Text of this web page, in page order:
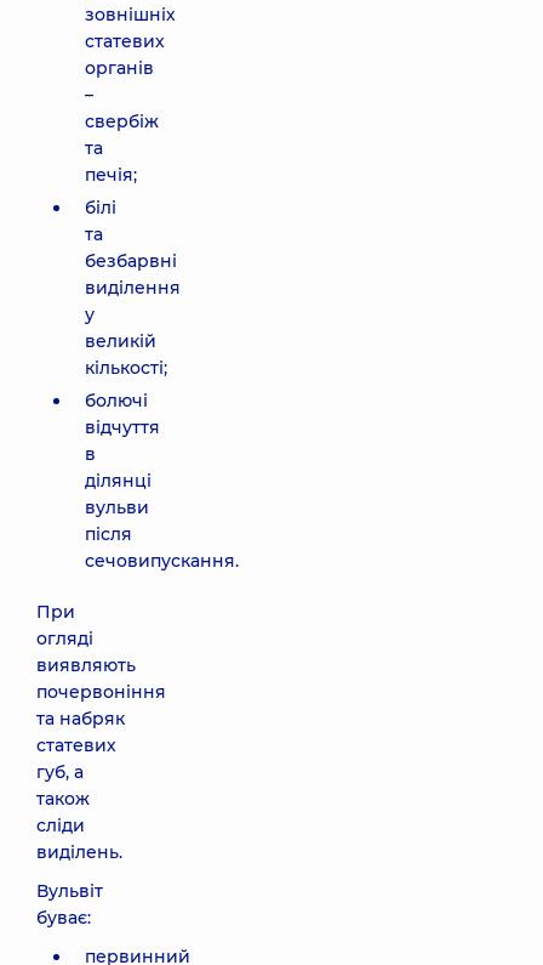
зовнішніх
статевих
органів
–
свербіж
та
печія;
білі
та
безбарвні
виділення
у
великій
кількості;
болючі
відчуття
в
ділянці
вульви
після
сечовипускання.
При
огляді
виявляють
почервоніння
та набряк
статевих
губ, а
також
сліди
виділень.
Вульвіт
буває:
первинний